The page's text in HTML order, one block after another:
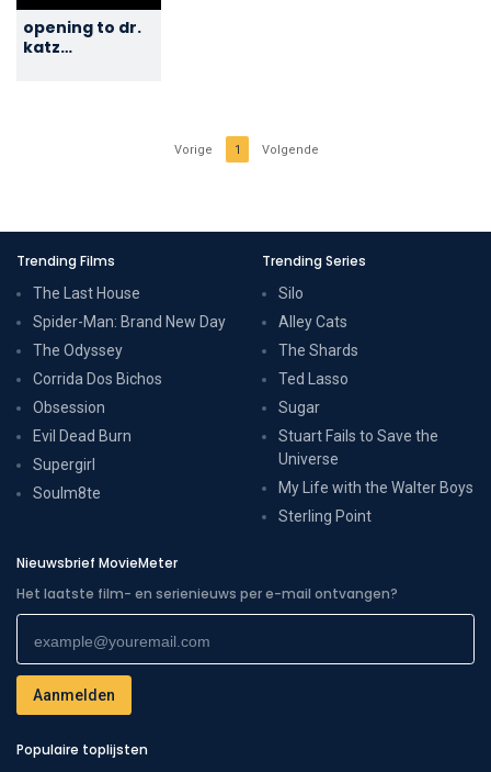
opening to dr.
katz
Vorige 1 Volgende
Trending Films
The Last House
Spider-Man: Brand New Day
The Odyssey
Corrida Dos Bichos
Obsession
Evil Dead Burn
Supergirl
Soulm8te
Trending Series
Silo
Alley Cats
The Shards
Ted Lasso
Sugar
Stuart Fails to Save the
Universe
My Life with the Walter Boys
Sterling Point
Nieuwsbrief MovieMeter
Het laatste film- en serienieuws per e-mail ontvangen?
Populaire toplijsten